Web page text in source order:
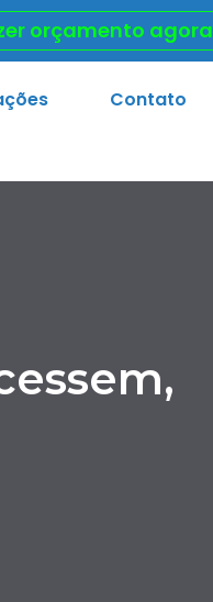
orçamento agora
Contato